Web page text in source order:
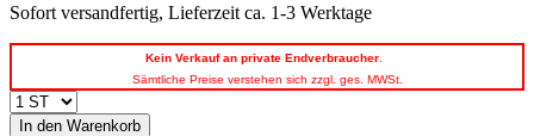
Sofort versandfertig, Lieferzeit ca. 1-3 Werktage
Kein Verkauf an private Endverbraucher.
Sämtliche Preise verstehen sich zzgl. ges. MWSt.
In den Warenkorb